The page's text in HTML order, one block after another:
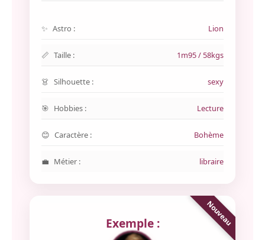
Astro : Lion
Taille : 1m95 / 58kgs
Silhouette : sexy
Hobbies : Lecture
Caractère : Bohème
Métier : libraire
Exemple :